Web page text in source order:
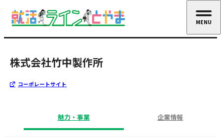
株式会社竹中製作所
コーポレートサイト
魅力・事業 企業情報
MENU